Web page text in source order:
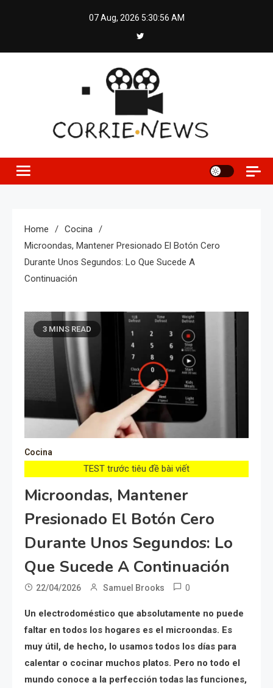
07 Aug, 2026 5:30:57 AM
Home
Cocina
Microondas, Mantener Presionado El Botón Cero
Durante Unos Segundos: Lo Que Sucede A
Continuación
3 MINS READ
Cocina
TEST trước tiêu đề bài viết
Microondas, Mantener
Presionado El Botón Cero
Durante Unos Segundos: Lo
Que Sucede A Continuación
22/04/2026 Samuel Brooks 0
Un electrodoméstico que absolutamente no puede
faltar en todos los hogares es el microondas. Es
muy útil, de hecho, lo usamos todos los días para
calentar o cocinar muchos platos. Pero no todo el
mundo conoce a la perfección todas las funciones,